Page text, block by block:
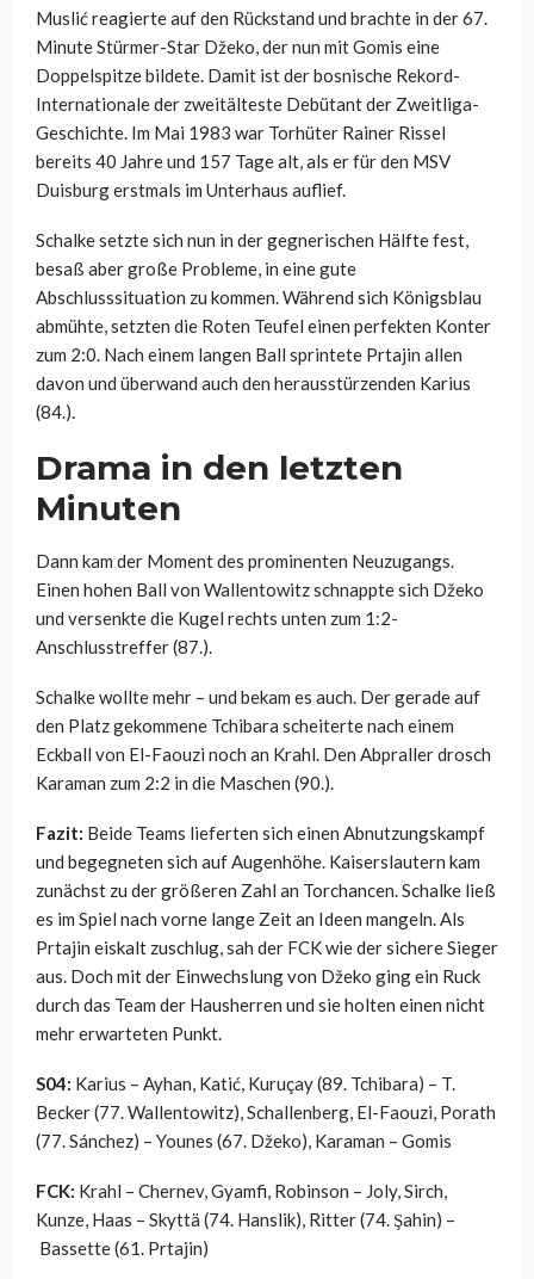
Muslić reagierte auf den Rückstand und brachte in der 67.
Minute Stürmer-Star Džeko, der nun mit Gomis eine
Doppelspitze bildete. Damit ist der bosnische Rekord-
Internationale der zweitälteste Debütant der Zweitliga-
Geschichte. Im Mai 1983 war Torhüter Rainer Rissel
bereits 40 Jahre und 157 Tage alt, als er für den MSV
Duisburg erstmals im Unterhaus auflief.
Schalke setzte sich nun in der gegnerischen Hälfte fest,
besaß aber große Probleme, in eine gute
Abschlusssituation zu kommen. Während sich Königsblau
abmühte, setzten die Roten Teufel einen perfekten Konter
zum 2:0. Nach einem langen Ball sprintete Prtajin allen
davon und überwand auch den herausstürzenden Karius
(84.).
Drama in den letzten
Minuten
Dann kam der Moment des prominenten Neuzugangs.
Einen hohen Ball von Wallentowitz schnappte sich Džeko
und versenkte die Kugel rechts unten zum 1:2-
Anschlusstreffer (87.).
Schalke wollte mehr – und bekam es auch. Der gerade auf
den Platz gekommene Tchibara scheiterte nach einem
Eckball von El-Faouzi noch an Krahl. Den Abpraller drosch
Karaman zum 2:2 in die Maschen (90.).
Fazit: Beide Teams lieferten sich einen Abnutzungskampf
und begegneten sich auf Augenhöhe. Kaiserslautern kam
zunächst zu der größeren Zahl an Torchancen. Schalke ließ
es im Spiel nach vorne lange Zeit an Ideen mangeln. Als
Prtajin eiskalt zuschlug, sah der FCK wie der sichere Sieger
aus. Doch mit der Einwechslung von Džeko ging ein Ruck
durch das Team der Hausherren und sie holten einen nicht
mehr erwarteten Punkt.
S04: Karius – Ayhan, Katić, Kuruçay (89. Tchibara) – T.
Becker (77. Wallentowitz), Schallenberg, El-Faouzi, Porath
(77. Sánchez) – Younes (67. Džeko), Karaman – Gomis
FCK: Krahl – Chernev, Gyamfi, Robinson – Joly, Sirch,
Kunze, Haas – Skyttä (74. Hanslik), Ritter (74. Şahin) –
Bassette (61. Prtajin)